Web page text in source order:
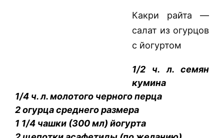
Какри райта —
салат из огурцов
с йогуртом
1/2 ч. л. семян
кумина
1/4 ч. л. молотого черного перца
2 огурца среднего размера
1 1/4 чашки (300 мл) йогурта